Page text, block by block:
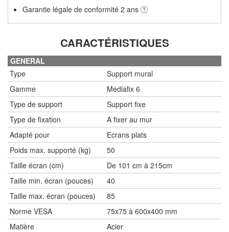
Garantie légale de conformité 2 ans
CARACTÉRISTIQUES
GENERAL
Type
Support mural
Gamme
Mediafix 6
Type de support
Support fixe
Type de fixation
A fixer au mur
Adapté pour
Ecrans plats
Poids max. supporté (kg)
50
Taille écran (cm)
De 101 cm à 215cm
Taille min. écran (pouces)
40
Taille max. écran (pouces)
85
Norme VESA
75x75 à 600x400 mm
Matière
Acier